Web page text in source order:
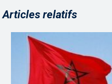
Articles relatifs